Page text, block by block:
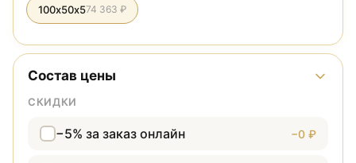
100х50х574 363 ₽
Состав цены
СКИДКИ
−5% за заказ онлайн −0 ₽